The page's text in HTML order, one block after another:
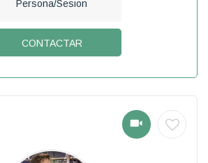
Persona/Sesion
CONTACTAR